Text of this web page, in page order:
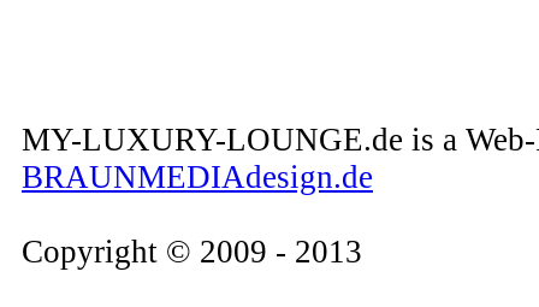
MY-LUXURY-LOUNGE.de is a
BRAUNMEDIAdesign.de
Copyright © 2009 - 2013